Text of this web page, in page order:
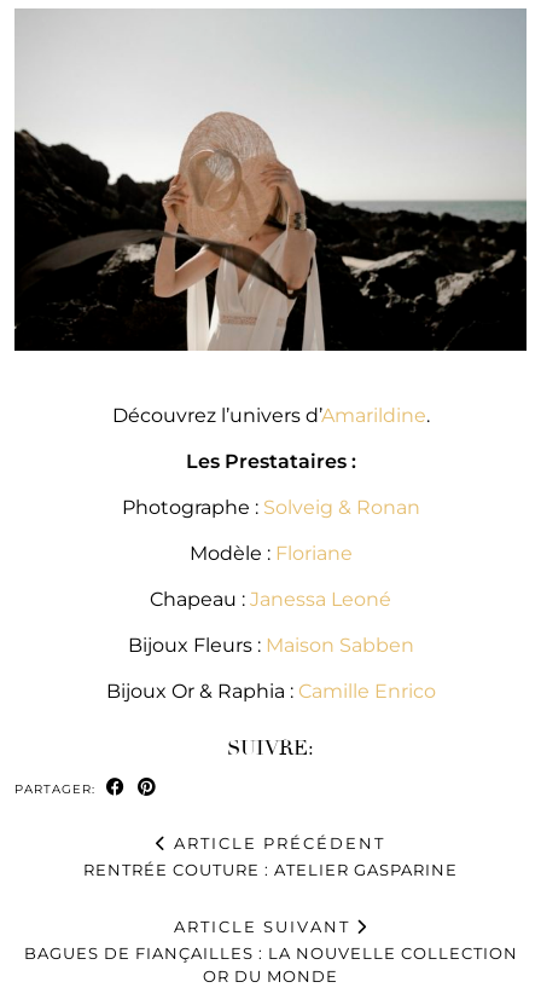
Découvrez l’univers d’Amarildine.
Les Prestataires :
Photographe : Solveig & Ronan
Modèle : Floriane
Chapeau : Janessa Leoné
Bijoux Fleurs : Maison Sabben
Bijoux Or & Raphia : Camille Enrico
SUIVRE:
PARTAGER:
ARTICLE PRÉCÉDENT
RENTRÉE COUTURE : ATELIER GASPARINE
ARTICLE SUIVANT
BAGUES DE FIANÇAILLES : LA NOUVELLE COLLECTION
OR DU MONDE